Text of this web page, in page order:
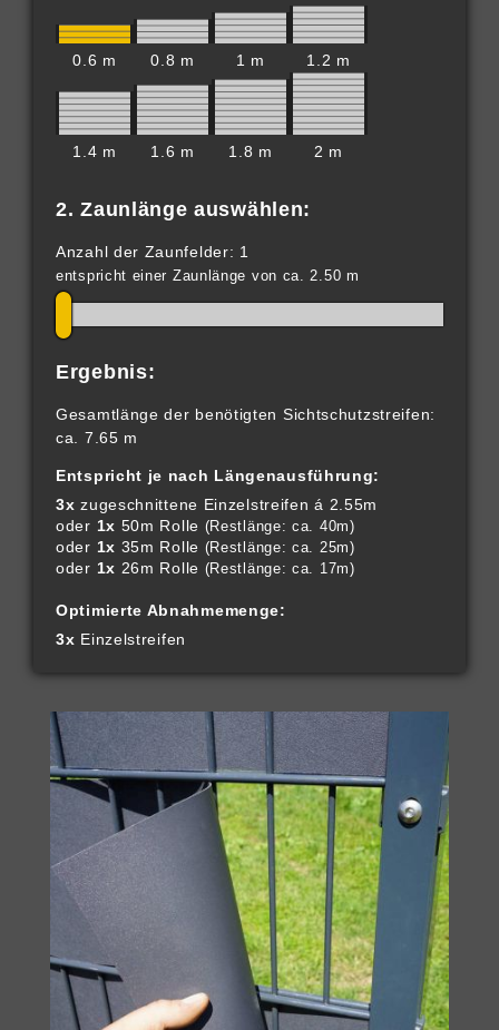
0.6 m 0.8 m 1 m 1.2 m
1.4 m 1.6 m 1.8 m 2 m
2. Zaunlänge auswählen:
Anzahl der Zaunfelder: 1
entspricht einer Zaunlänge von ca. 2.50 m
Ergebnis:
Gesamtlänge der benötigten Sichtschutzstreifen:
ca. 7.65 m
Entspricht je nach Längenausführung:
3x zugeschnittene Einzelstreifen á 2.55m
oder 1x 50m Rolle (Restlänge: ca. 40m)
oder 1x 35m Rolle (Restlänge: ca. 25m)
oder 1x 26m Rolle (Restlänge: ca. 17m)
Optimierte Abnahmemenge:
3x Einzelstreifen